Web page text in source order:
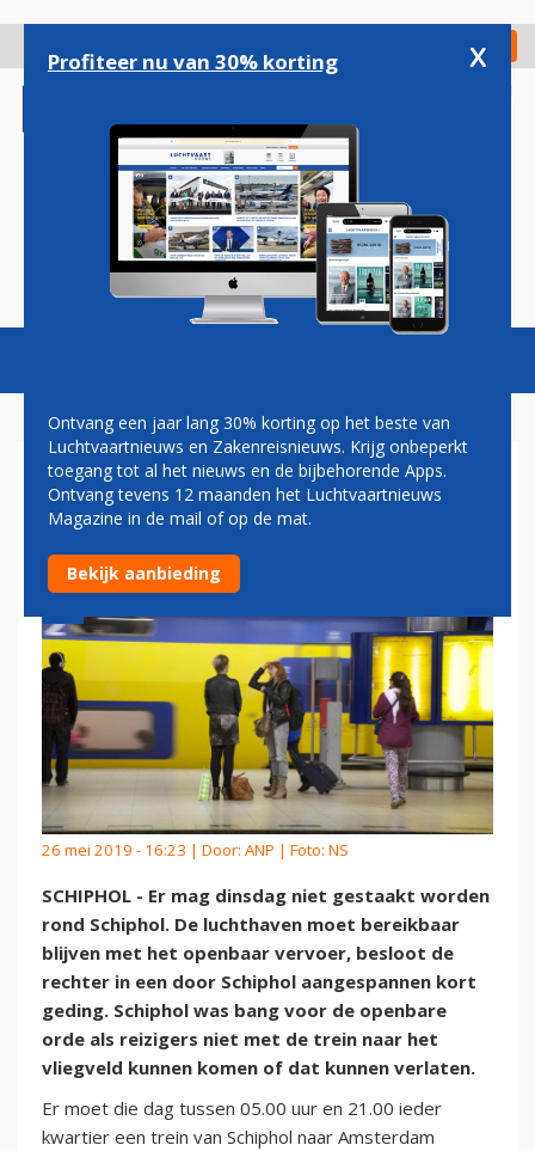
gaan
Check in
Magazine Podcasts Vacatures
RECHTER VERBIEDT OV-
STAKING ROND SCHIPHOL
26 mei 2019 - 16:23 | Door: ANP | Foto: NS
SCHIPHOL - Er mag dinsdag niet gestaakt worden
rond Schiphol. De luchthaven moet bereikbaar
blijven met het openbaar vervoer, besloot de
rechter in een door Schiphol aangespannen kort
geding. Schiphol was bang voor de openbare
orde als reizigers niet met de trein naar het
vliegveld kunnen komen of dat kunnen verlaten.
Er moet die dag tussen 05.00 uur en 21.00 ieder
kwartier een trein van Schiphol naar Amsterdam
Profiteer nu van 30% korting x
Ontvang een jaar lang 30% korting op het beste van
Luchtvaartnieuws en Zakenreisnieuws. Krijg onbeperkt
toegang tot al het nieuws en de bijbehorende Apps.
Ontvang tevens 12 maanden het Luchtvaartnieuws
Magazine in de mail of op de mat.
Bekijk aanbieding